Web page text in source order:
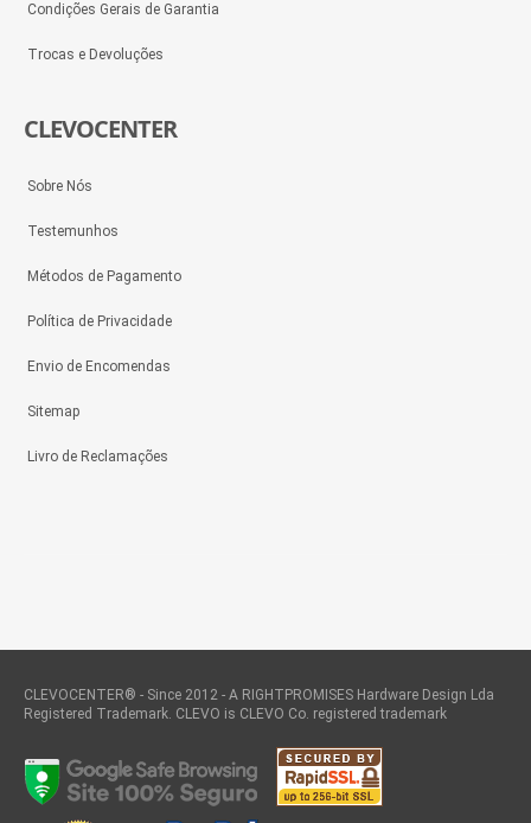
Condições Gerais de Garantia
Trocas e Devoluções
CLEVOCENTER
Sobre Nós
Testemunhos
Métodos de Pagamento
Política de Privacidade
Envio de Encomendas
Sitemap
Livro de Reclamações
CLEVOCENTER® - Since 2012 - A RIGHTPROMISES Hardware Design Lda
Registered Trademark. CLEVO is CLEVO Co. registered trademark